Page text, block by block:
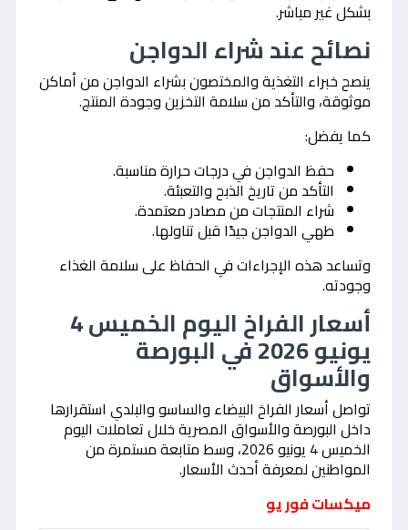
بشكل غير مباشر.
نصائح عند شراء الدواجن
ينصح خبراء التغذية والمختصون بشراء الدواجن من أماكن
موثوقة، والتأكد من سلامة التخزين وجودة المنتج.
كما يفضل:
حفظ الدواجن في درجات حرارة مناسبة.
التأكد من تاريخ الذبح والتعبئة.
شراء المنتجات من مصادر معتمدة.
طهي الدواجن جيدًا قبل تناولها.
وتساعد هذه الإجراءات في الحفاظ على سلامة الغذاء
وجودته.
أسعار الفراخ اليوم الخميس 4
يونيو 2026 في البورصة
والأسواق
تواصل أسعار الفراخ البيضاء والساسو والبلدي استقرارها
داخل البورصة والأسواق المصرية خلال تعاملات اليوم
الخميس 4 يونيو 2026، وسط متابعة مستمرة من
المواطنين لمعرفة أحدث الأسعار.
ميكسات فور يو